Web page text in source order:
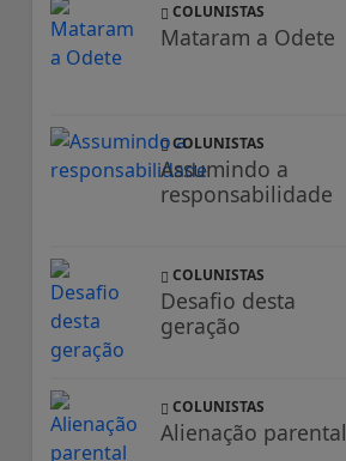
COLUNISTAS
Mataram a Odete
COLUNISTAS
Assumindo a
responsabilidade
COLUNISTAS
Desafio desta
geração
COLUNISTAS
Alienação parental